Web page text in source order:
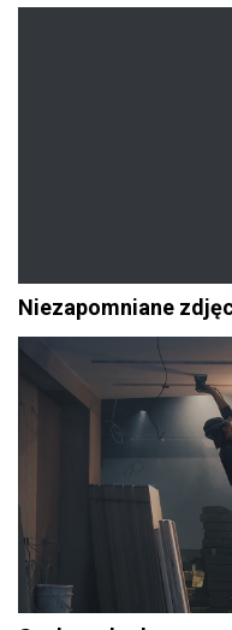
Niezapomniane